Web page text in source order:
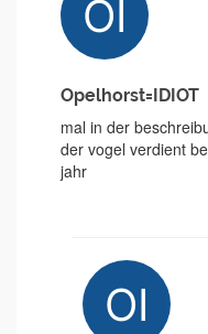
Opelhorst=IDIOT
mal in der
der vogel verdient
jahr